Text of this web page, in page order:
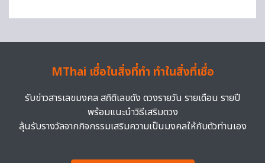
MThai เชื่อในสิ่งที่ทำ ทำในสิ่งที่เชื่อ
รับข่าวสารเลขมงคล สถิติเลขดัง ดวงรายวัน รายเดือน รายปี
พร้อมแนะนำวิธีเสริมดวง
ลุ้นรับรางวัลจากกิจกรรมเสริมความเป็นมงคลให้กับตัวท่านเอง